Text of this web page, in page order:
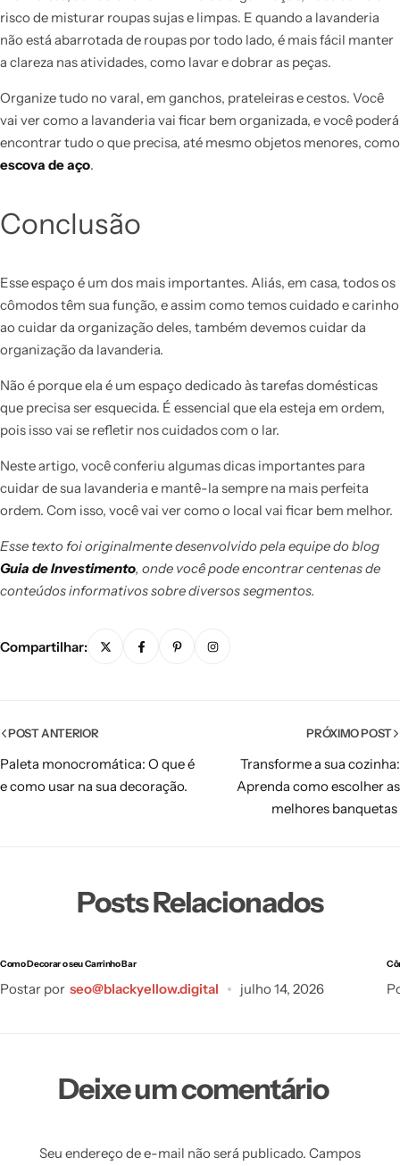
risco de misturar roupas sujas e limpas. E quando a lavanderia
não está abarrotada de roupas por todo lado, é mais fácil manter
a clareza nas atividades, como lavar e dobrar as peças.
Organize tudo no varal, em ganchos, prateleiras e cestos. Você
vai ver como a lavanderia vai ficar bem organizada, e você poderá
encontrar tudo o que precisa, até mesmo objetos menores, como
escova de aço.
Conclusão
Esse espaço é um dos mais importantes. Aliás, em casa, todos os
cômodos têm sua função, e assim como temos cuidado e carinho
ao cuidar da organização deles, também devemos cuidar da
organização da lavanderia.
Não é porque ela é um espaço dedicado às tarefas domésticas
que precisa ser esquecida. É essencial que ela esteja em ordem,
pois isso vai se refletir nos cuidados com o lar.
Neste artigo, você conferiu algumas dicas importantes para
cuidar de sua lavanderia e mantê-la sempre na mais perfeita
ordem. Com isso, você vai ver como o local vai ficar bem melhor.
Esse texto foi originalmente desenvolvido pela equipe do blog
Guia de Investimento, onde você pode encontrar centenas de
conteúdos informativos sobre diversos segmentos.
Compartilhar:
POST ANTERIOR
Paleta monocromática: O que é
e como usar na sua decoração.
PRÓXIMO POST
Transforme a sua cozinha:
Aprenda como escolher as
melhores banquetas
Posts Relacionados
Como Decorar o seu Carrinho Bar
Postar por seo@blackyellow.digital julho 14, 2026
Deixe um comentário
Seu endereço de e-mail não será publicado. Campos